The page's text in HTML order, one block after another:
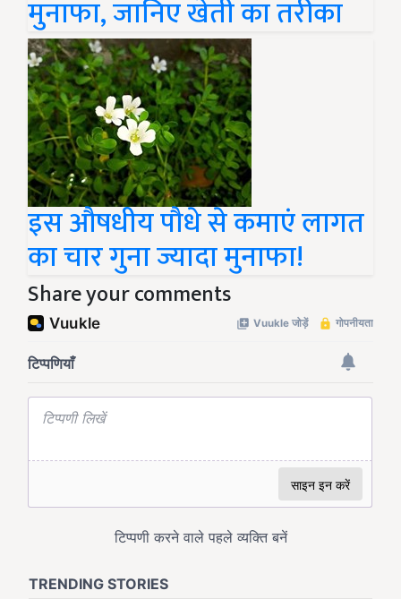
मुनाफा, जानिए खेती का तरीका
इस औषधीय पौधे से कमाएं लागत
का चार गुना ज्यादा मुनाफा!
Share your comments